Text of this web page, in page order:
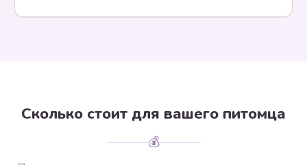
Сколько стоит для вашего питомца
💰